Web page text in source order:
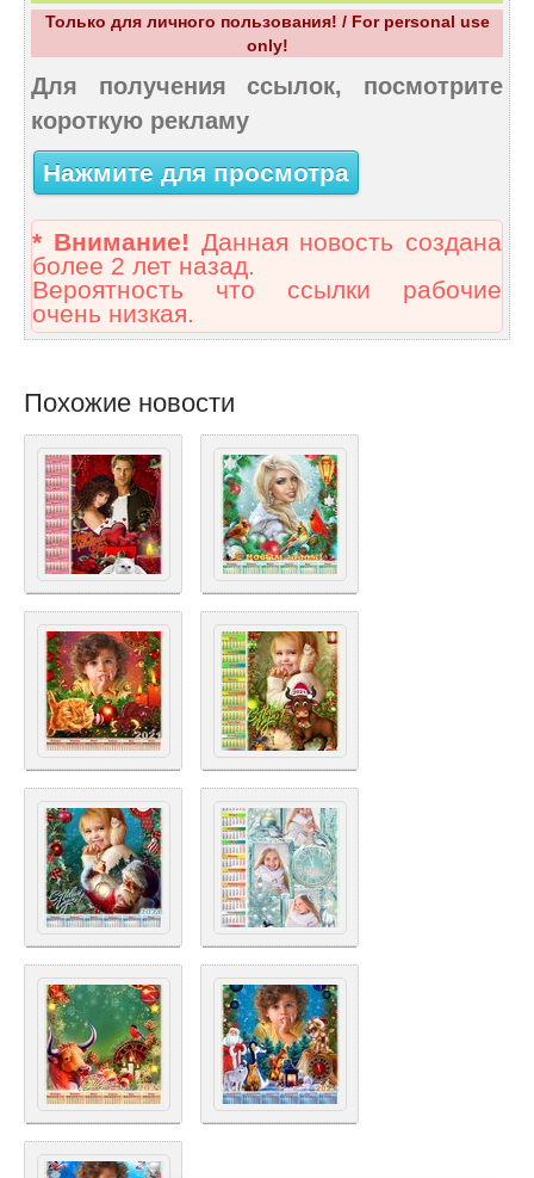
Только для личного пользования! / For personal use
only!
Для получения ссылок, посмотрите
короткую рекламу
Нажмите для просмотра
* Внимание! Данная новость создана
более 2 лет назад.
Вероятность что ссылки рабочие
очень низкая.
Похожие новости